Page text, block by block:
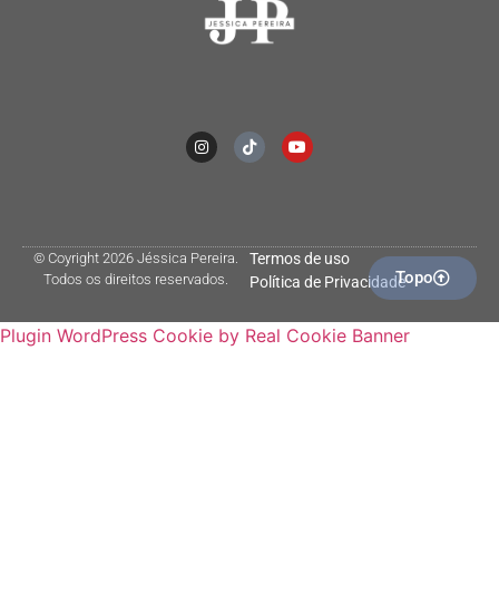
© Coyright 2026 Jéssica Pereira.
Todos os direitos reservados.
Termos de uso
Política de PrivacidadeTopo
Plugin WordPress Cookie by Real Cookie Banner